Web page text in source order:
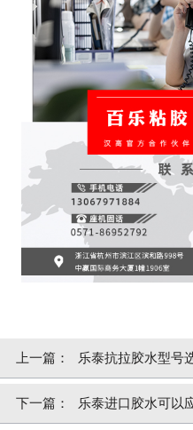
上一篇： 乐泰抗拉胶水型号
得过
下一篇： 乐泰进口胶水可以